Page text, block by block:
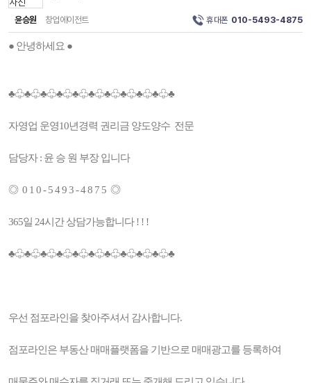
윤승원 창업에이전트 휴대폰 010-5493-4875
● 안녕하세요 ●
♣♧♣♧♣♧♣♧♣♧♣♧♣♧♣♧♣♧♣♧♣
자영업 운영10년경력 권리금 양도양수 전문
담당자 : 윤 승 원 부장 입니다
◎ 0 1 0 - 5 4 9 3 - 4 8 7 5 ◎
365일 24시간 상담가능합니다 ! ! !
♣♧♣♧♣♧♣♧♣♧♣♧♣♧♣♧♣♧♣♧♣
우선 점포라인을 찾아주셔서 감사합니다.
점포라인은 부동산 매매플랫폼을 기반으로 매매광고를 등록하여